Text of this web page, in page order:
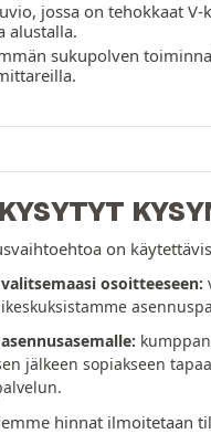
jossa on tehokkaat
alustalla.
sukupolven
on
osoitteeseen:
jälkeen sopiakseen
hinnat ilmoitetaan